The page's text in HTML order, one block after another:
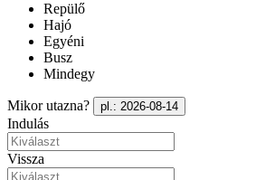
Repülő
Hajó
Egyéni
Busz
Mindegy
Mikor utazna? pl.: 2026-08-14
Indulás
Vissza